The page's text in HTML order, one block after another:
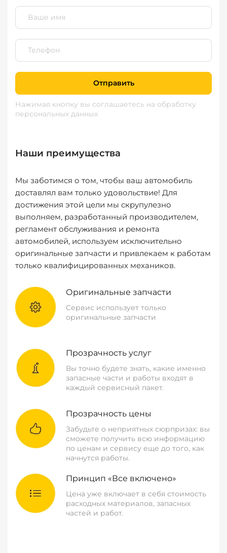
Отправить
Нажимая кнопку вы соглашаетесь на обработку
персональных данных
Наши преимущества
Мы заботимся о том, чтобы ваш автомобиль
доставлял вам только удовольствие! Для
достижения этой цели мы скрупулезно
выполняем, разработанный производителем,
регламент обслуживания и ремонта
автомобилей, используем исключительно
оригинальные запчасти и привлекаем к работам
только квалифицированных механиков.
Оригинальные запчасти
Сервис использует только
оригинальные запчасти
Прозрачность услуг
Вы точно будете знать, какие именно
запасные части и работы входят в
каждый сервисный пакет.
Прозрачность цены
Забудьте о неприятных сюрпризах: вы
сможете получить всю информацию
по ценам и сервису еще до того, как
начнутся работы.
Принцип «Все включено»
Цена уже включает в себя стоимость
расходных материалов, запасных
частей и работ.